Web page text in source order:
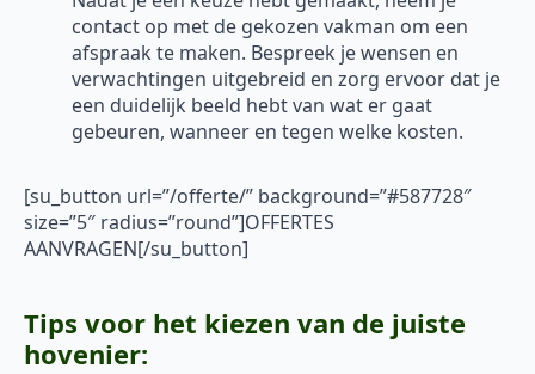
contact op met de gekozen vakman om een
afspraak te maken. Bespreek je wensen en
verwachtingen uitgebreid en zorg ervoor dat je
een duidelijk beeld hebt van wat er gaat
gebeuren, wanneer en tegen welke kosten.
[su_button url=”/offerte/” background=”#587728″
size=”5″ radius=”round”]OFFERTES
AANVRAGEN[/su_button]
Tips voor het kiezen van de juiste
hovenier: